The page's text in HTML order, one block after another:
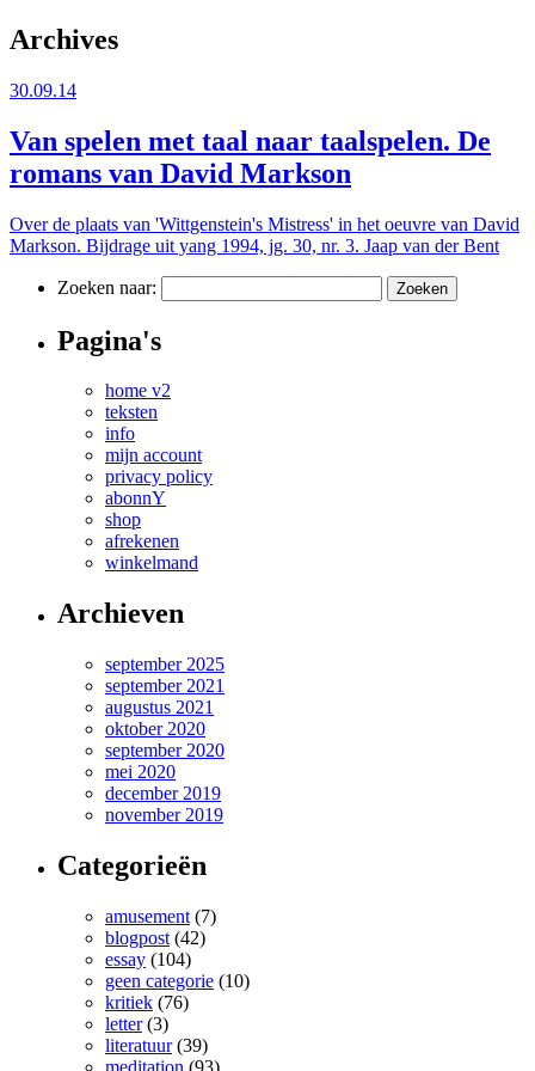
Archives
30.09.14
Van spelen met taal naar taalspelen. De
romans van David Markson
Over de plaats van 'Wittgenstein's Mistress' in het oeuvre van David
Markson. Bijdrage uit yang 1994, jg. 30, nr. 3. Jaap van der Bent
Zoeken naar:
Pagina's
home v2
teksten
info
mijn account
privacy policy
abonnY
shop
afrekenen
winkelmand
Archieven
september 2025
september 2021
augustus 2021
oktober 2020
september 2020
mei 2020
december 2019
november 2019
Categorieën
amusement (7)
blogpost (42)
essay (104)
geen categorie (10)
kritiek (76)
letter(3)
literatuur(39)
meditation (93)